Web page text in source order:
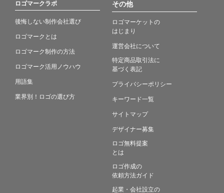
ロゴマークラボ
後悔しない制作会社選び
ロゴマークとは
ロゴマーク制作の方法
ロゴマーク活用ノウハウ
用語集
業界別！ロゴの選び方
その他
ロゴマーケットの
はじまり
運営会社について
特定商品取引法に
基づく表記
プライバシーポリシー
キーワード一覧
サイトマップ
デザイナー募集
ロゴ無料提案
とは
ロゴ作成の
依頼方法ガイド
起業・会社設立の